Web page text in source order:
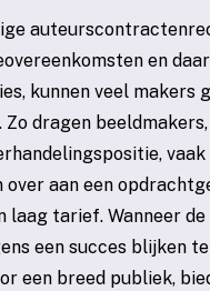
en
kunnen veel makers
Zo dragen
vaak
aan een
laag tarief. Wanneer
een succes blijken
een breed publiek,